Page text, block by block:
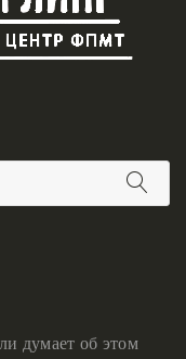
думает об этом